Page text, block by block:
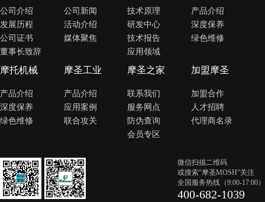
公司介绍
发展历程
公司证书
董事长致辞
公司新闻
活动介绍
媒体聚焦
技术原理
研发中心
技术报告
应用领域
产品介绍
深度保养
绿色维修
摩托机械
产品介绍
深度保养
绿色维修
摩圣工业
产品介绍
应用案例
联合攻关
摩圣之家
联系我们
服务网点
防伪查询
会员专区
加盟摩圣
加盟合作
人才招聘
代理商名录
微信扫描二维码
或搜索“摩圣MOSH”关注
全国服务热线（9:00-17:00）
400-682-1039